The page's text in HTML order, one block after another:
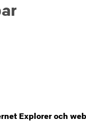
Explorer och